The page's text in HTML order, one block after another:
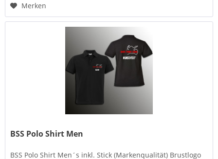
Merken
BSS Polo Shirt Men
BSS Polo Shirt Men´s inkl. Stick (Markenqualität) Brustlogo